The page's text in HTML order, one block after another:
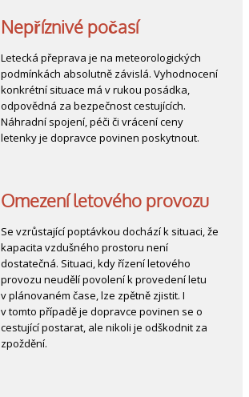
Nepříznivé počasí
Letecká přeprava je na meteorologických
podmínkách absolutně závislá. Vyhodnocení
konkrétní situace má v rukou posádka,
odpovědná za bezpečnost cestujících.
Náhradní spojení, péči či vrácení ceny
letenky je dopravce povinen poskytnout.
Omezení letového provozu
Se vzrůstající poptávkou dochází k situaci, že
kapacita vzdušného prostoru není
dostatečná. Situaci, kdy řízení letového
provozu neudělí povolení k provedení letu
v plánovaném čase, lze zpětně zjistit. I
v tomto případě je dopravce povinen se o
cestující postarat, ale nikoli je odškodnit za
zpoždění.